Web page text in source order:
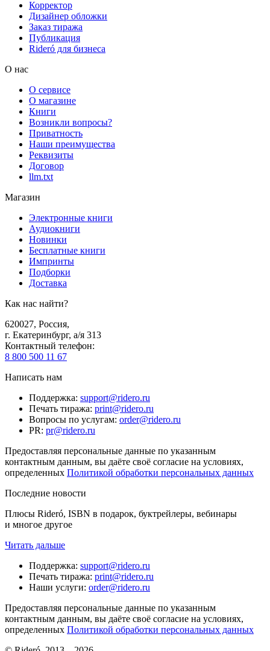
Корректор
Дизайнер обложки
Заказ тиража
Публикация
Rideró для бизнеса
О нас
О сервисе
О магазине
Книги
Возникли вопросы?
Приватность
Наши преимущества
Реквизиты
Договор
llm.txt
Магазин
Электронные книги
Аудиокниги
Новинки
Бесплатные книги
Импринты
Подборки
Доставка
Как нас найти?
620027, Россия,
г. Екатеринбург, а/я 313
Контактный телефон:
8 800 500 11 67
Написать нам
Поддержка: support@ridero.ru
Печать тиража: print@ridero.ru
Вопросы по услугам: order@ridero.ru
PR: pr@ridero.ru
Предоставляя персональные данные по указанным
контактным данным, вы даёте своё согласие на условиях,
определенных Политикой обработки персональных данных
Последние новости
Плюсы Rideró, ISBN в подарок, буктрейлеры, вебинары
и многое другое
Читать дальше
Поддержка: support@ridero.ru
Печать тиража: print@ridero.ru
Наши услуги: order@ridero.ru
Предоставляя персональные данные по указанным
контактным данным, вы даёте своё согласие на условиях,
определенных Политикой обработки персональных данных